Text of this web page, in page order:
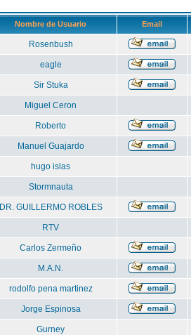
Nombre de Usuario Email
Rosenbush
eagle
Sir Stuka
Miguel Ceron
Roberto
Manuel Guajardo
hugo islas
Stormnauta
DR. GUILLERMO ROBLES
RTV
Carlos Zermeño
M.A.N.
rodolfo pena martinez
Jorge Espinosa
Gurney